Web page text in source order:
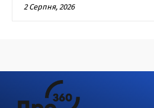
2 Серпня, 2026